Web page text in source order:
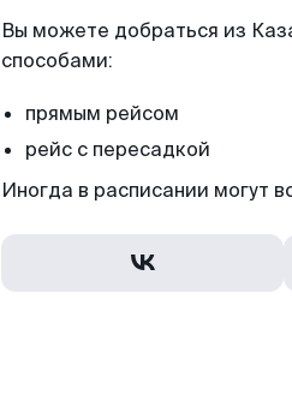
Вы можете добраться из
способами:
прямым рейсом
рейс с пересадкой
Иногда в расписании могут